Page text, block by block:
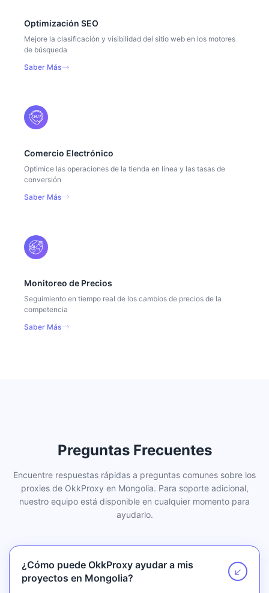
Optimización SEO
Mejore la clasificación y visibilidad del sitio web en los motores
de búsqueda
Saber Más
Comercio Electrónico
Optimice las operaciones de la tienda en línea y las tasas de
conversión
Saber Más
Monitoreo de Precios
Seguimiento en tiempo real de los cambios de precios de la
competencia
Saber Más
Preguntas Frecuentes
Encuentre respuestas rápidas a preguntas comunes sobre los
proxies de OkkProxy en Mongolia. Para soporte adicional,
nuestro equipo está disponible en cualquier momento para
ayudarlo.
¿Cómo puede OkkProxy ayudar a mis
proyectos en Mongolia?
↗